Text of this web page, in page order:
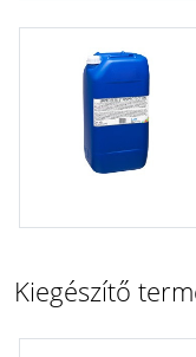
Kiegészítő